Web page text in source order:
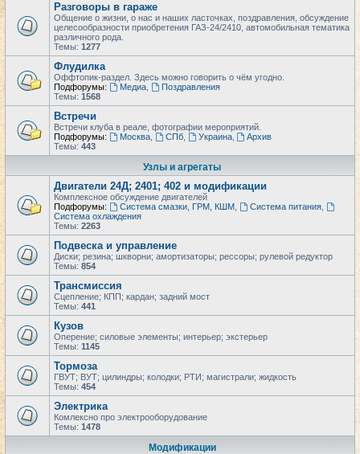
Разговоры в гараже
Общение о жизни, о нас и наших ласточках, поздравления, обсуждение
целесообразности приобретения ГАЗ-24/2410, автомобильная тематика
различного рода.
Темы: 1277
Флудилка
Оффтопик-раздел. Здесь можно говорить о чём угодно.
Подфорумы:
Медиа,
Поздравления
Темы: 1568
Встречи
Встречи клуба в реале, фотографии мероприятий.
Подфорумы:
Москва, СПб, Украина,
Архив
Темы: 443
Узлы и агрегаты
Двигатели 24Д; 2401; 402 и модификации
Комплексное обсуждение двигателей
Подфорумы:
Система смазки, ГРМ, КШМ, Система питания,
Система охлаждения
Темы: 2263
Подвеска и управление
Диски; резина; шкворни; амортизаторы; рессоры; рулевой редуктор
Темы: 854
Трансмиссия
Сцепление; КПП; кардан; задний мост
Темы: 441
Кузов
Оперение; силовые элементы; интерьер; экстерьер
Темы: 1145
Тормоза
ГВУТ; ВУТ; цилиндры; колодки; РТИ; магистрали; жидкость
Темы: 454
Электрика
Комлексно про электрооборудование
Темы: 1478
Модификации